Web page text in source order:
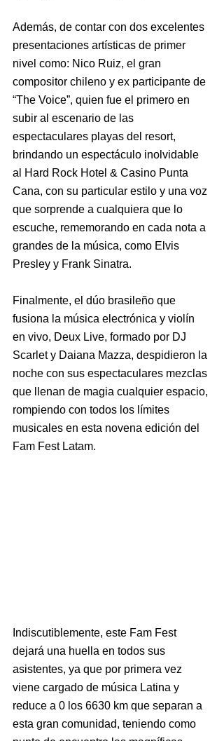
Además, de contar con dos excelentes
presentaciones artísticas de primer
nivel como: Nico Ruiz, el gran
compositor chileno y ex participante de
“The Voice”, quien fue el primero en
subir al escenario de las
espectaculares playas del resort,
brindando un espectáculo inolvidable
al Hard Rock Hotel & Casino Punta
Cana, con su particular estilo y una voz
que sorprende a cualquiera que lo
escuche, rememorando en cada nota a
grandes de la música, como Elvis
Presley y Frank Sinatra.
Finalmente, el dúo brasileño que
fusiona la música electrónica y violín
en vivo, Deux Live, formado por DJ
Scarlet y Daiana Mazza, despidieron la
noche con sus espectaculares mezclas
que llenan de magia cualquier espacio,
rompiendo con todos los límites
musicales en esta novena edición del
Fam Fest Latam.
Indiscutiblemente, este Fam Fest
dejará una huella en todos sus
asistentes, ya que por primera vez
viene cargado de música Latina y
reduce a 0 los 6630 km que separan a
esta gran comunidad, teniendo como